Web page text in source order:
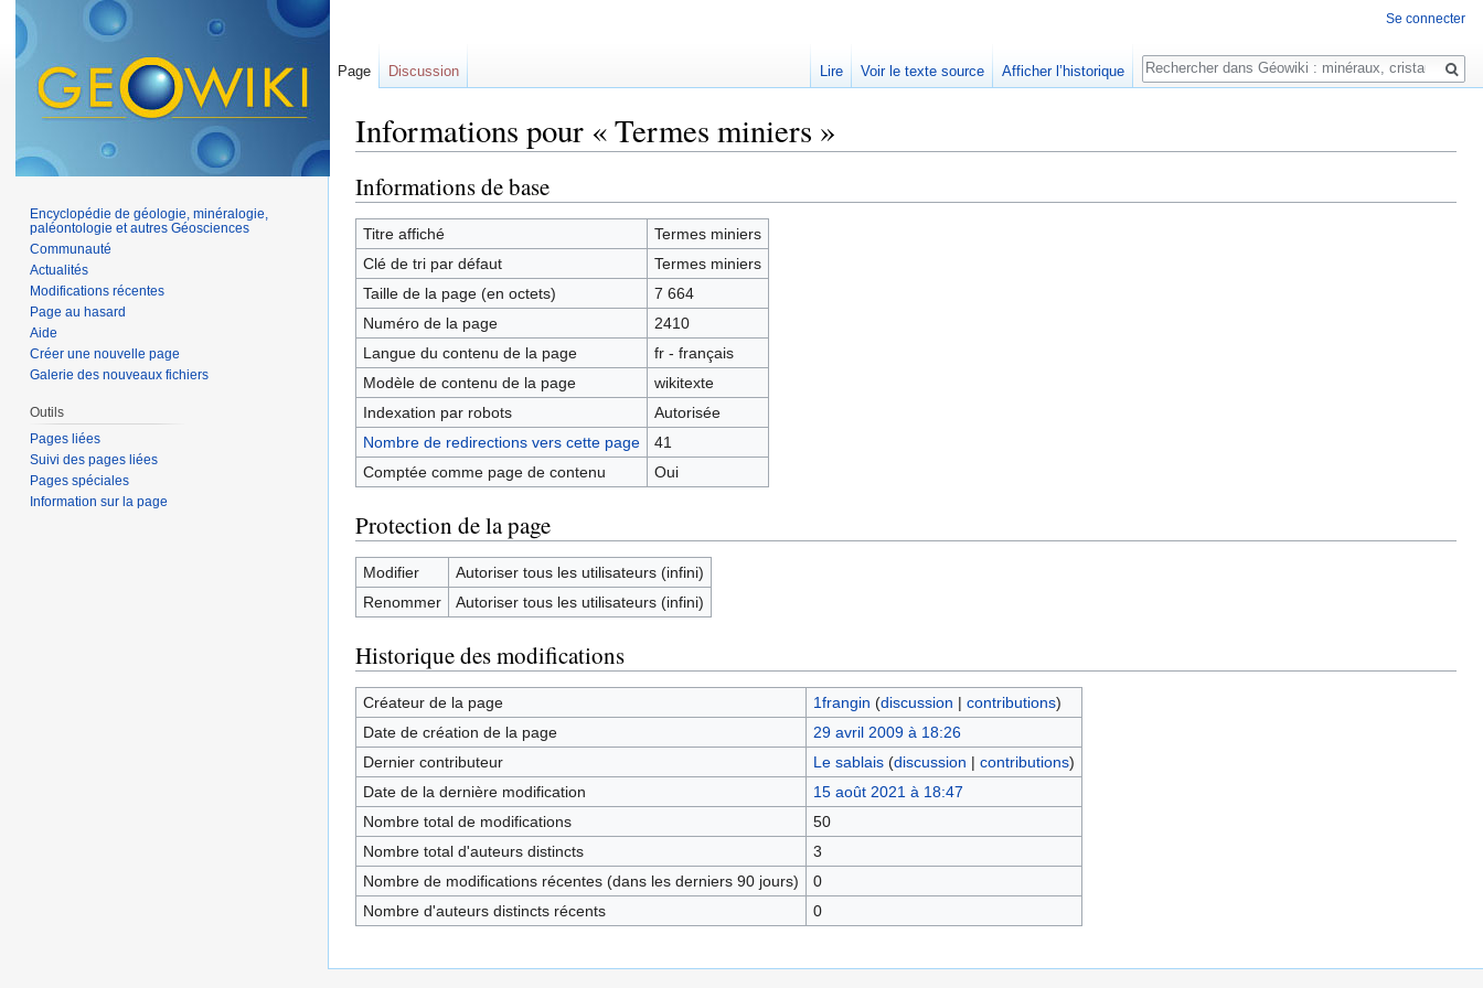
Informations pour « Termes miniers »
Informations de base
Titre affiché
Termes miniers
Clé de tri par défaut
Termes miniers
Taille de la page (en octets)
7 664
Numéro de la page
2410
Langue du contenu de la page
fr - français
Modèle de contenu de la page
wikitexte
Indexation par robots
Autorisée
Nombre de redirections vers cette page
41
Comptée comme page de contenu
Oui
Protection de la page
Modifier
Autoriser tous les utilisateurs (infini)
Renommer
Autoriser tous les utilisateurs (infini)
Historique des modifications
Créateur de la page 1frangin (discussion | contributions)
Date de création de la page
29 avril 2009 à 18:26
Dernier contributeur
Le sablais (discussion | contributions)
Date de la dernière modification
15 août 2021 à 18:47
Nombre total de modifications
50
Nombre total d'auteurs distincts
3
Nombre de modifications récentes (dans les derniers 90 jours)
0
Nombre d'auteurs distincts récents
0
Se connecter
Page Discussion Lire Voir le texte source Afficher l’historique
Rechercher
Encyclopédie de géologie, minéralogie,
paléontologie et autres Géosciences
Communauté
Actualités
Modifications récentes
Page au hasard
Aide
Créer une nouvelle page
Galerie des nouveaux fichiers
Outils
Pages liées
Suivi des pages liées
Pages spéciales
Information sur la page